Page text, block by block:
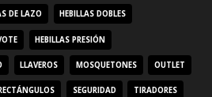
DE LAZO HEBILLAS DOBLES
HEBILLAS PRESIÓN
LLAVEROS MOSQUETONES OUTLET
RECTÁNGULOS SEGURIDAD TIRADORES